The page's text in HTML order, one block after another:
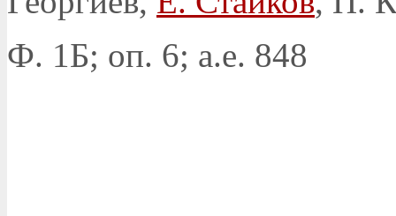
Ф. 1Б; оп. 6; а.е. 848